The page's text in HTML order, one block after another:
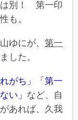
は別！ 第一印
も。
ゆにが、 第一
した。
がち」「第一
い」 など、自
あれば、久我